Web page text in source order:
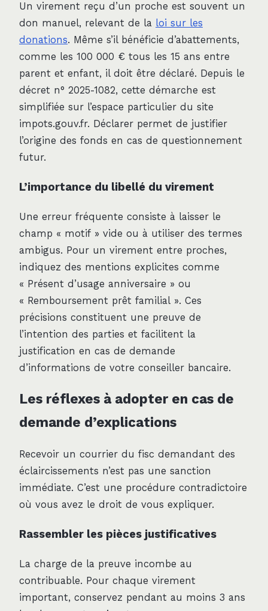
Un virement reçu d’un proche est souvent un
don manuel, relevant de la loi sur les
donations. Même s’il bénéficie d’abattements,
comme les 100 000 € tous les 15 ans entre
parent et enfant, il doit être déclaré. Depuis le
décret n° 2025-1082, cette démarche est
simplifiée sur l’espace particulier du site
impots.gouv.fr. Déclarer permet de justifier
l’origine des fonds en cas de questionnement
futur.
L’importance du libellé du virement
Une erreur fréquente consiste à laisser le
champ « motif » vide ou à utiliser des termes
ambigus. Pour un virement entre proches,
indiquez des mentions explicites comme
« Présent d’usage anniversaire » ou
« Remboursement prêt familial ». Ces
précisions constituent une preuve de
l’intention des parties et facilitent la
justification en cas de demande
d’informations de votre conseiller bancaire.
Les réflexes à adopter en cas de
demande d’explications
Recevoir un courrier du fisc demandant des
éclaircissements n’est pas une sanction
immédiate. C’est une procédure contradictoire
où vous avez le droit de vous expliquer.
Rassembler les pièces justificatives
La charge de la preuve incombe au
contribuable. Pour chaque virement
important, conservez pendant au moins 3 ans